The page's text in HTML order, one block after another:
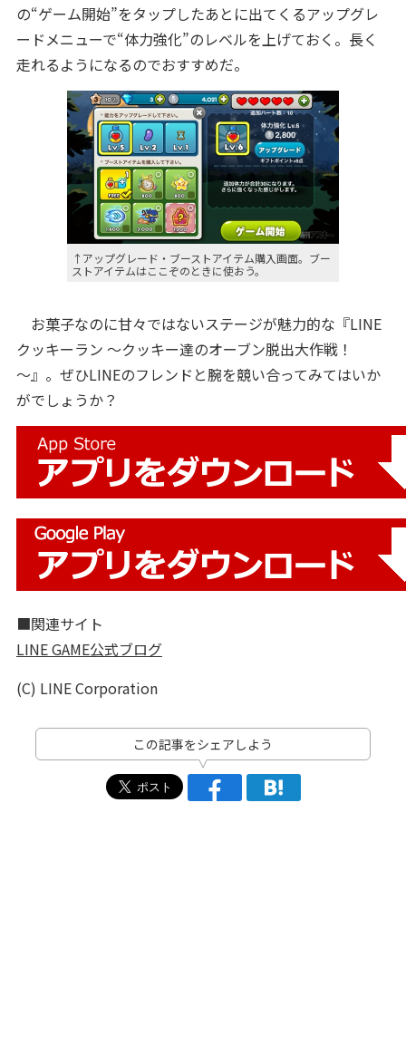
の“ゲーム開始”をタップしたあとに出てくるアップグレ
ードメニューで“体力強化”のレベルを上げておく。長く
走れるようになるのでおすすめだ。
↑アップグレード・ブーストアイテム購入画面。ブー
ストアイテムはここぞのときに使おう。
お菓子なのに甘々ではないステージが魅力的な『LINE
クッキーラン ～クッキー達のオーブン脱出大作戦！
～』。ぜひLINEのフレンドと腕を競い合ってみてはいか
がでしょうか？
■関連サイト
LINE GAME公式ブログ
(C) LINE Corporation
この記事をシェアしよう